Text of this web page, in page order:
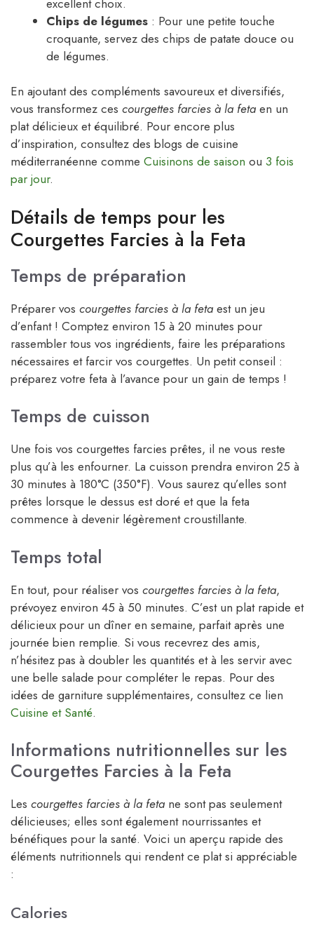
excellent choix.
Chips de légumes : Pour une petite touche
croquante, servez des chips de patate douce ou
de légumes.
En ajoutant des compléments savoureux et diversifiés,
vous transformez ces courgettes farcies à la feta en un
plat délicieux et équilibré. Pour encore plus
d’inspiration, consultez des blogs de cuisine
méditerranéenne comme Cuisinons de saison ou 3 fois
par jour.
Détails de temps pour les
Courgettes Farcies à la Feta
Temps de préparation
Préparer vos courgettes farcies à la feta est un jeu
d’enfant ! Comptez environ 15 à 20 minutes pour
rassembler tous vos ingrédients, faire les préparations
nécessaires et farcir vos courgettes. Un petit conseil :
préparez votre feta à l’avance pour un gain de temps !
Temps de cuisson
Une fois vos courgettes farcies prêtes, il ne vous reste
plus qu’à les enfourner. La cuisson prendra environ 25 à
30 minutes à 180°C (350°F). Vous saurez qu’elles sont
prêtes lorsque le dessus est doré et que la feta
commence à devenir légèrement croustillante.
Temps total
En tout, pour réaliser vos courgettes farcies à la feta,
prévoyez environ 45 à 50 minutes. C’est un plat rapide et
délicieux pour un dîner en semaine, parfait après une
journée bien remplie. Si vous recevrez des amis,
n’hésitez pas à doubler les quantités et à les servir avec
une belle salade pour compléter le repas. Pour des
idées de garniture supplémentaires, consultez ce lien
Cuisine et Santé.
Informations nutritionnelles sur les
Courgettes Farcies à la Feta
Les courgettes farcies à la feta ne sont pas seulement
délicieuses; elles sont également nourrissantes et
bénéfiques pour la santé. Voici un aperçu rapide des
éléments nutritionnels qui rendent ce plat si appréciable
:
Calories